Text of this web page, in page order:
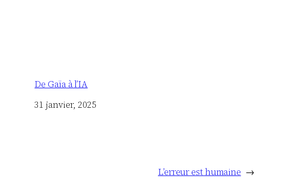
De Gaïa à l’IA
Date
31 janvier, 2025
L’erreur est humaine →